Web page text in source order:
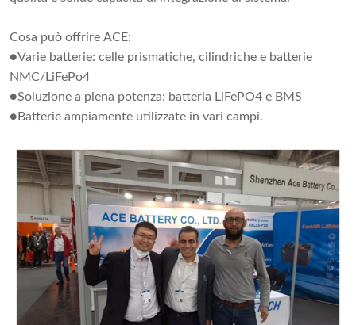
Cosa può offrire ACE:
●Varie batterie: celle prismatiche, cilindriche e batterie
NMC/LiFePo4
●Soluzione a piena potenza: batteria LiFePO4 e BMS
●Batterie ampiamente utilizzate in vari campi.